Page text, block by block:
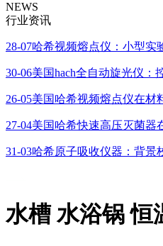
NEWS
行业资讯
28-07哈希视频熔点仪：小型实
30-06美国hach全自动旋光仪：
26-05美国哈希视频熔点仪在材
27-04美国哈希快速高压灭菌器
31-03哈希原子吸收仪器：背景
水槽 水浴锅 恒